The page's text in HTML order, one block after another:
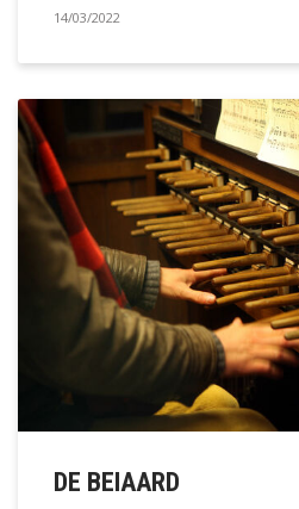
14/03/2022
DE BEIAARD